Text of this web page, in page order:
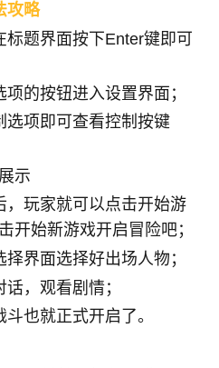
攻略
题界面按下Enter键即可
的按钮进入设置界面；
选项即可查看控制按键
示
，玩家就可以点击开始游
开始新游戏开启冒险吧；
界面选择好出场人物；
，观看剧情；
也就正式开启了。